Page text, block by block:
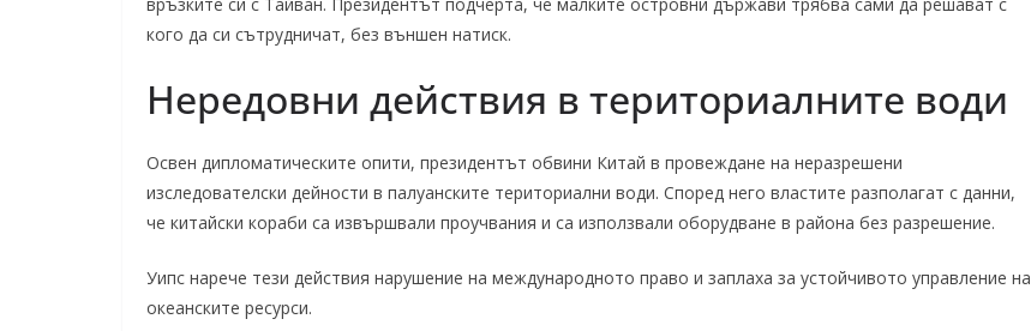
кого да си сътрудничат, без външен натиск.
Нередовни действия в териториалните води
Освен дипломатическите опити, президентът обвини Китай в провеждане на неразрешени
изследователски дейности в палуанските териториални води. Според него властите разполагат с данни,
че китайски кораби са извършвали проучвания и са използвали оборудване в района без разрешение.
Уипс нарече тези действия нарушение на международното право и заплаха за устойчивото управление на
океанските ресурси.